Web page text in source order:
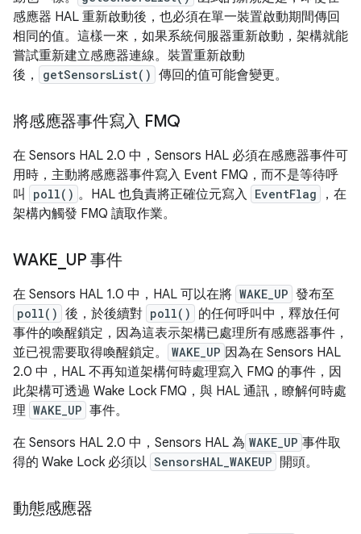
感應器 HAL 重新啟動後，也必須在單一裝置啟動期間傳回
相同的值。這樣一來，如果系統伺服器重新啟動，架構就能
嘗試重新建立感應器連線。裝置重新啟動
後，
getSensorsList() 傳回的值可能會變更。
將感應器事件寫入 FMQ
在 Sensors HAL 2.0 中，Sensors HAL 必須在感應器事件可
用時，主動將感應器事件寫入 Event FMQ，而不是等待呼
叫
poll() 。HAL 也負責將正確位元寫入 EventFlag
，在
架構內觸發 FMQ 讀取作業。
WAKE UP 事件
在 Sensors HAL 1.0 中，HAL 可以在將 WAKE_UP 發布至
poll() 後，於後續對 poll()
的任何呼叫中，釋放任何
事件的喚醒鎖定，因為這表示架構已處理所有感應器事件，
並已視需要取得喚醒鎖定。
WAKE_UP 因為在 Sensors HAL
2.0 中，HAL 不再知道架構何時處理寫入 FMQ 的事件，因
此架構可透過 Wake Lock FMQ，與 HAL 通訊，瞭解何時處
理 WAKE_UP 事件。
在 Sensors HAL 2.0 中，Sensors HAL 為 WAKE_UP 事件取
得的 Wake Lock 必須以 SensorsHAL_WAKEUP 開頭。
動態感應器